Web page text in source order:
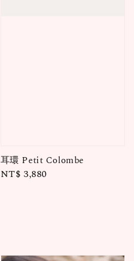
耳環 Petit Colombe
Regular
NT$ 3,880